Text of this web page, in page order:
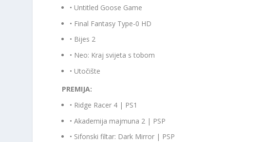
• Untitled Goose Game
• Final Fantasy Type-0 HD
• Bijes 2
• Neo: Kraj svijeta s tobom
• Utočište
PREMIJA:
• Ridge Racer 4 | PS1
• Akademija majmuna 2 | PSP
• Sifonski filtar: Dark Mirror | PSP